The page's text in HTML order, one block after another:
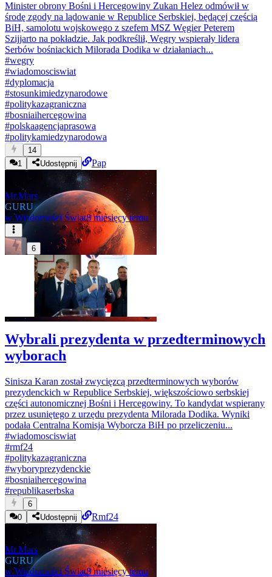
Minister obrony Bośni i Hercegowiny Zukan Helez odmówił w
środę zgody na lądowanie w Republice Serbskiej, będącej częścią
BiH, samolotu wojskowego z szefem MSZ Węgier Peterem
Szijjarto na pokładzie. Jak podkreślił, Węgry wspierały lidera
Serbów bośniackich Milorada Dodika w działaniach...
#wegry
#wiadomosciswiat
#dyplomacja
#stosunkimiedzynarodowe
#politykazagraniczna
#bosniaihercegowina
#polskaagencjaprasowa
#politykamiedzynarodowa
14
1
Udostępnij Pap
Mr.Mars
GURU
w Wiadomości Świat8 miesięcy temu
6
Wybrali prezydenta w przedterminowych
wyborach
Sinisza Karan został zwycięzcą przedterminowych wyborów
prezydenckich w Republice Serbskiej, większościowo serbskiej
części autonomicznej Bośni i Hercegowiny. To kandydat wspierany
przez usuniętego z urzędu prezydenta Milorada Dodika. Wyniki
podała Centralna Komisja Wyborcza BiH po przeliczeniu...
#wiadomosciswiat
#rmf24
#politykazagraniczna
#wyboryprezydenckie
#bosniaihercegowina
#republikaserbska
6
0
Udostępnij Rmf24
Mr.Mars
GURU
w Wiadomości Świat8 miesięcy temu